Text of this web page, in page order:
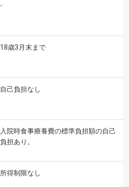
-
18歳3月末まで
自己負担なし
入院時食事療養費の標準負担額の自己
負担あり。
所得制限なし